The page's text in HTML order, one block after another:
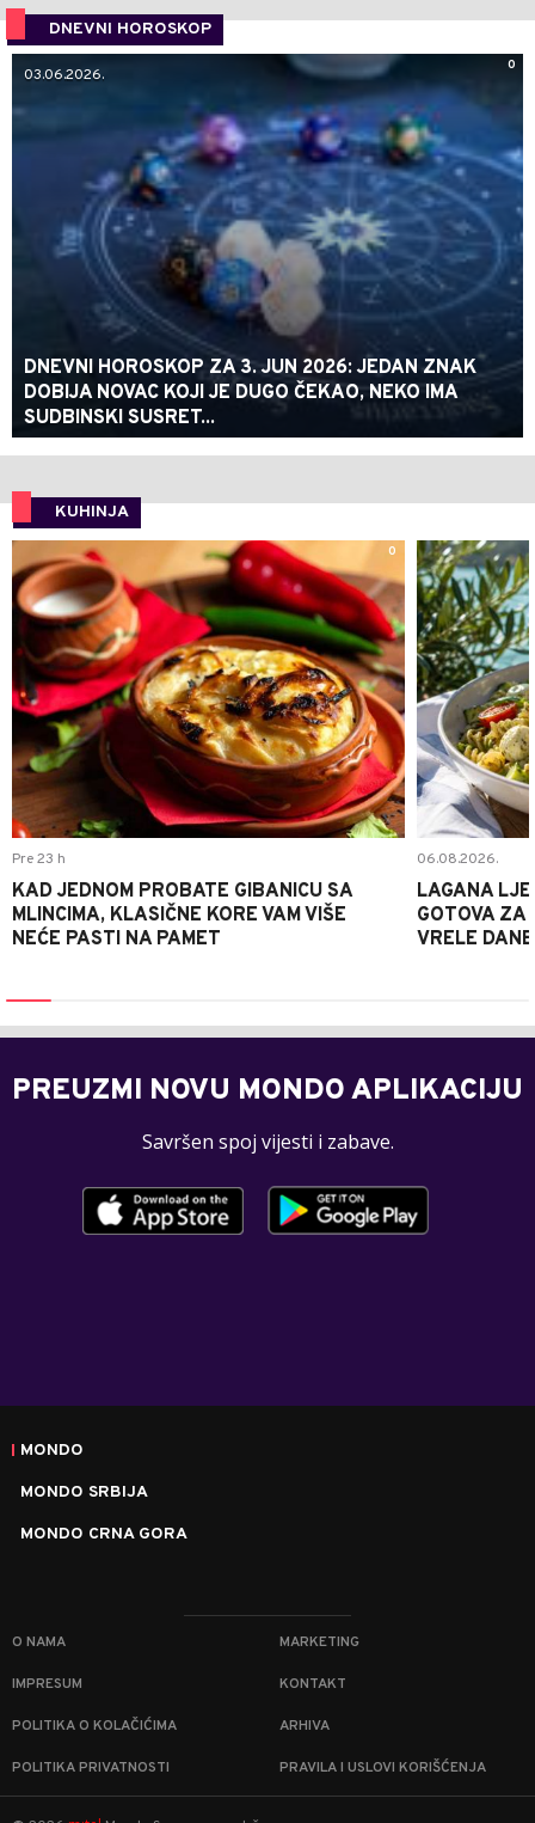
DNEVNI HOROSKOP
0
03.06.2026.
DNEVNI HOROSKOP ZA 3. JUN 2026: JEDAN ZNAK
DOBIJA NOVAC KOJI JE DUGO ČEKAO, NEKO IMA
SUDBINSKI SUSRET...
KUHINJA
0
Pre 23 h
KAD JEDNOM PROBATE GIBANICU SA
MLINCIMA, KLASIČNE KORE VAM VIŠE
NEĆE PASTI NA PAMET
06.08.2026.
LAGANA
GOTOVA ZA
VRELE DANE
PREUZMI NOVU MONDO APLIKACIJU
Savršen spoj vijesti i zabave.
MONDO
MONDO SRBIJA
MONDO CRNA GORA
O NAMA MARKETING
IMPRESUM KONTAKT
POLITIKA O KOLAČIĆIMA ARHIVA
POLITIKA PRIVATNOSTI PRAVILA I USLOVI KORIŠĆENJA